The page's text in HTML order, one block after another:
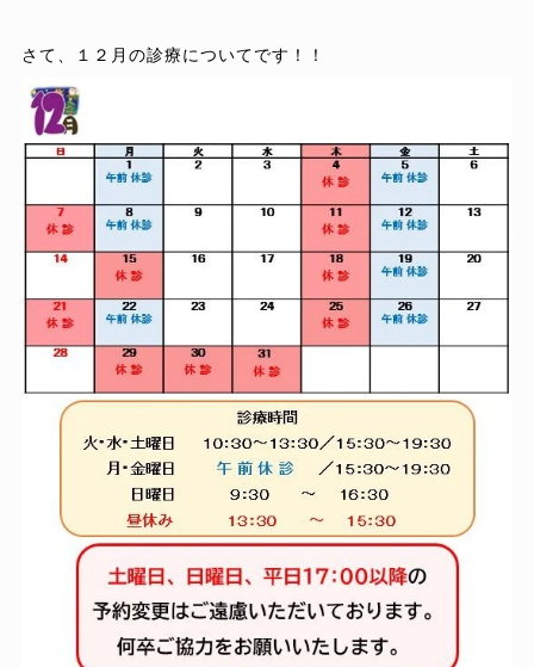
さて、１２月の診療についてです！！